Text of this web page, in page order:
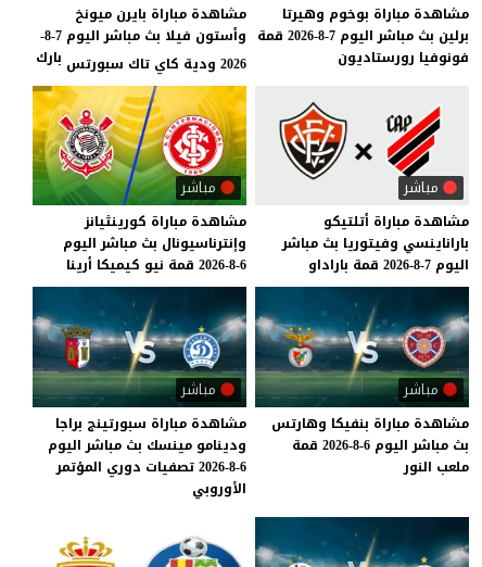
مشاهدة مباراة بوخوم وهيرتا
برلين بث مباشر اليوم 7-8-2026
قمة
فونوفيا رورستاديون
مشاهدة مباراة بايرن ميونخ
وأستون فيلا بث مباشر اليوم 7-8-
2026 ودية كاي تاك سبورتس
بارك
مباشر
مشاهدة مباراة أتلتيكو
باراناينسي وفيتوريا بث مباشر
اليوم 7-8-2026 قمة باراداو
مباشر
مشاهدة مباراة كورينثيانز
وإنترناسيونال بث مباشر اليوم
6-8-2026
قمة نيو كيميكا أرينا
مباشر
مشاهدة مباراة بنفيكا وهارتس
بث مباشر اليوم 6-8-2026
قمة
ملعب النور
مباشر
مشاهدة مباراة سبورتينج براجا
ودينامو مينسك بث مباشر اليوم
6-8-2026 تصفيات دوري المؤتمر
الأوروبي